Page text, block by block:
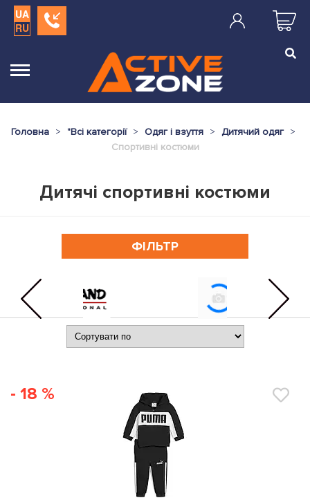
UA
RU
Головна "Всі категорії Одяг і взуття
Дитячий одяг
Спортивні костюми
Дитячі спортивні костюми
ФІЛЬТР
- 18 %